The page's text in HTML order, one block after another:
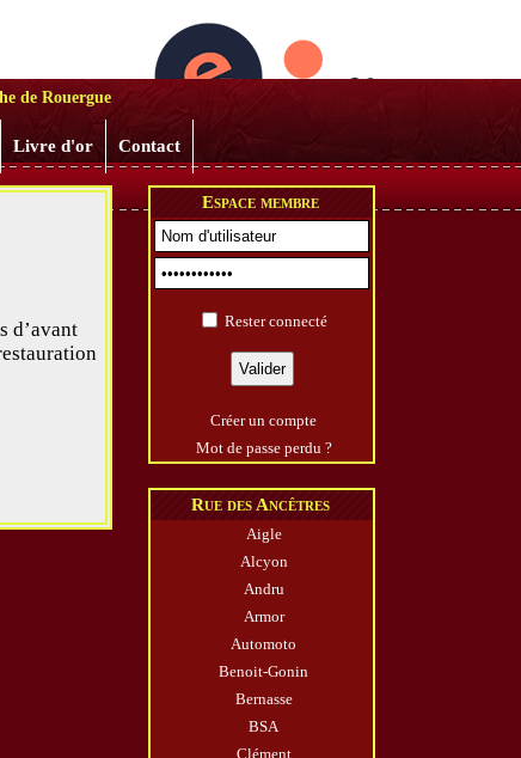
de Rouergue
Livre d'or Contact
Espace membre
Rester connecté
Créer un compte
Mot de passe perdu ?
Rue des Ancêtres
Aigle
Alcyon
Andru
Armor
Automoto
Benoit-Gonin
Bernasse
BSA
Clément
d’avant